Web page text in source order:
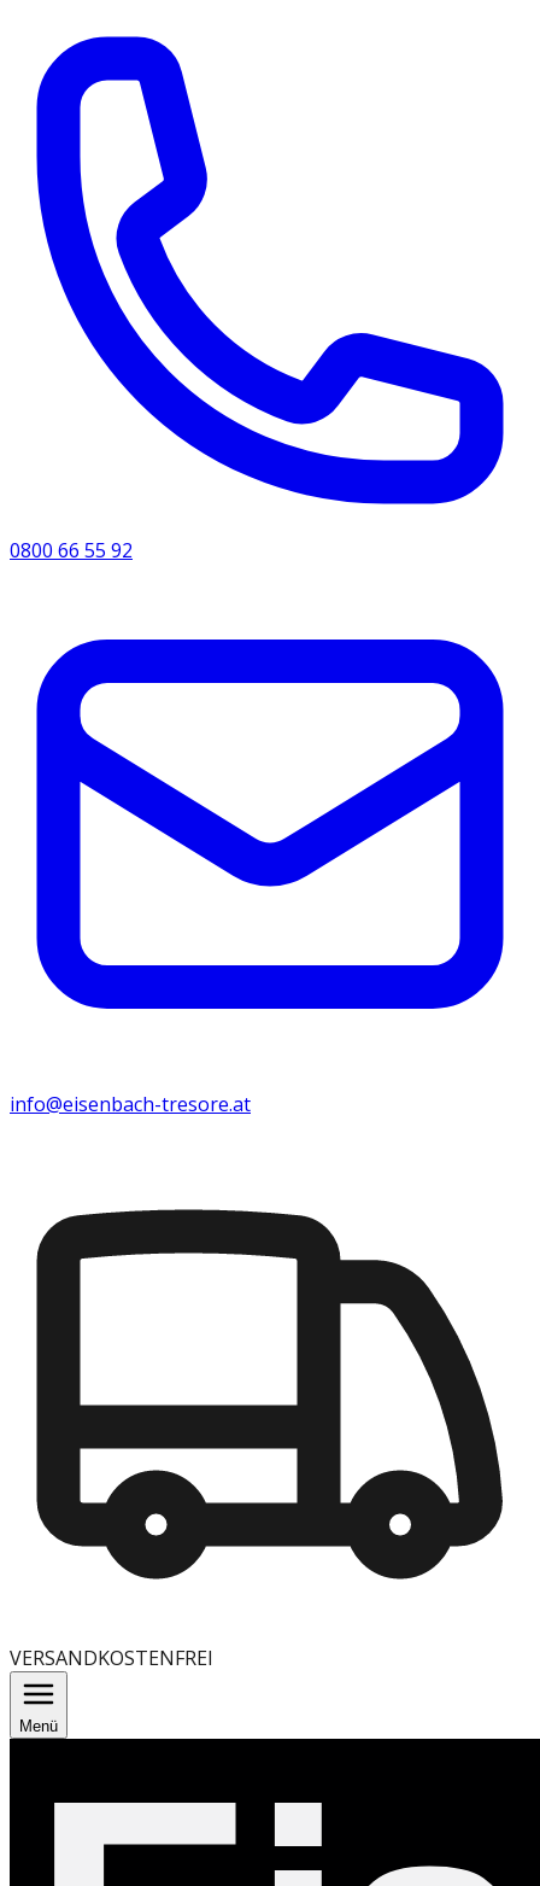
0800 66 55 92
info@eisenbach-tresore.at
VERSANDKOSTENFREI
Menü